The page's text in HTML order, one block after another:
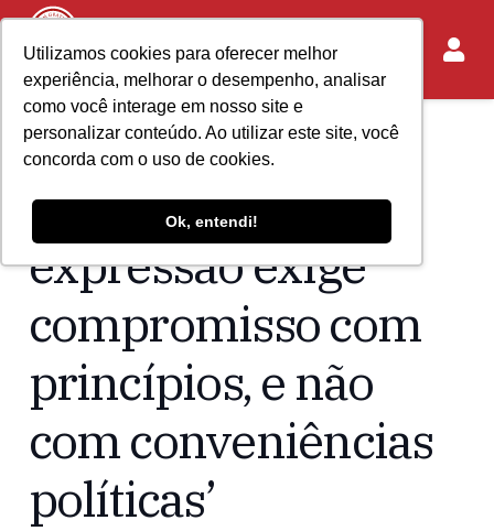
Utilizamos cookies para oferecer melhor
experiência, melhorar o desempenho, analisar
como você interage em nosso site e
personalizar conteúdo. Ao utilizar este site, você
concorda com o uso de cookies.
Ok, entendi!
Home Acontece no IASP
‘Liberdade de
expressão exige
compromisso com
princípios, e não
com conveniências
políticas’